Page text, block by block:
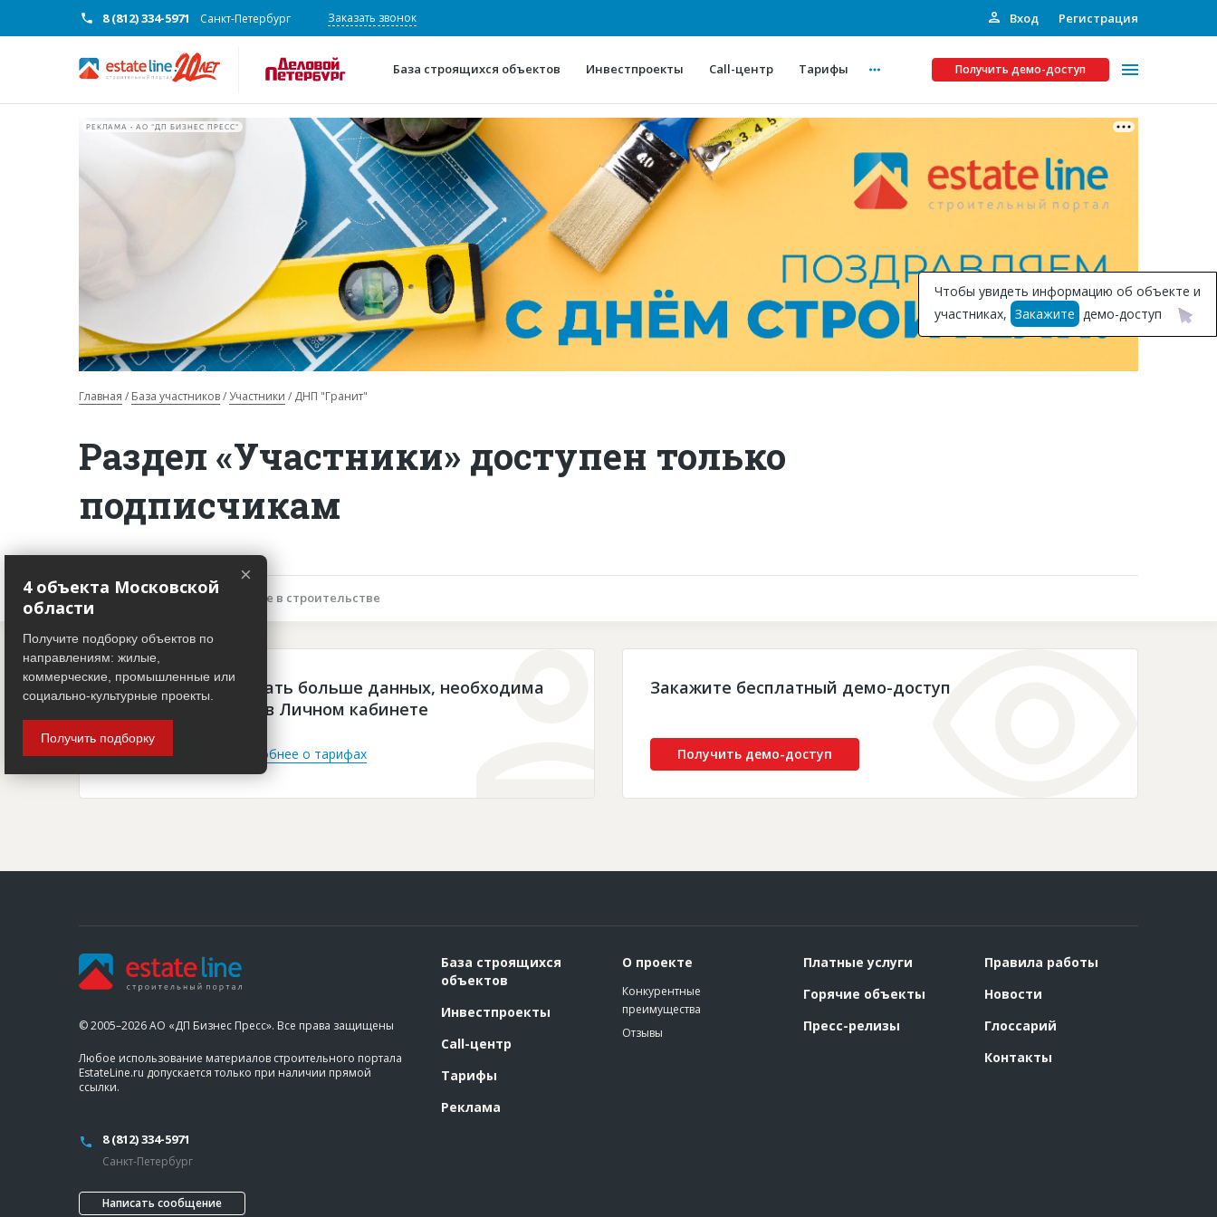
8 (812) 334-5971 Санкт-Петербург Заказать звонок Вход Регистрация
База строящихся объектов Инвестпроекты Call-центр Тарифы Получить демо-доступ
О проекте
Конкурентные преимущества
Горячие объекты
Глоссарий
Платные услуги
Рекламодателям
Инвестпроекты
Подписка на Базу
РЕКЛАМА • АО "ДП БИЗНЕС ПРЕСС"
Главная База участников Участники ДНП "Гранит"
Раздел «Участники» доступен только
подписчикам
Описание объекта Участие в строительстве
Чтобы просматривать больше данных, необходима
платная подписка в Личном кабинете
Войти Подробнее о тарифах
Закажите бесплатный демо-доступ
Получить демо-доступ
Чтобы увидеть информацию об объекте и
участниках, Закажите демо-доступ
© 2005–2026 АО «ДП Бизнес Пресс». Все права защищены
Любое использование материалов строительного портала
EstateLine.ru допускается только при наличии прямой
ссылки.
8 (812) 334-5971
Санкт-Петербург
Написать сообщение
База строящихся
объектов
Инвестпроекты
Call-центр
Тарифы
Реклама
О проекте
Конкурентные
преимущества
Отзывы
Платные услуги
Горячие объекты
Пресс-релизы
Правила работы
Новости
Глоссарий
Контакты
×
4 объекта Московской
области
Получите подборку объектов по
направлениям: жилые,
коммерческие, промышленные или
социально-культурные проекты.
Получить подборку